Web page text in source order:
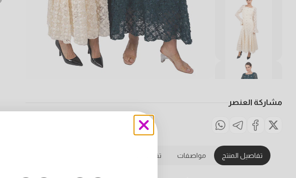
مشاركة العنصر
تفاصيل المنتج مواصفات تقييم المنتج
Countdown ends in: